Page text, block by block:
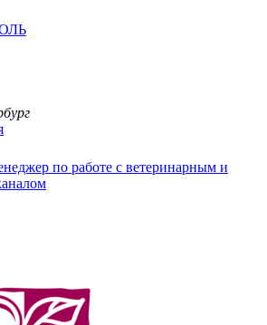
по работе с ветеринарным и